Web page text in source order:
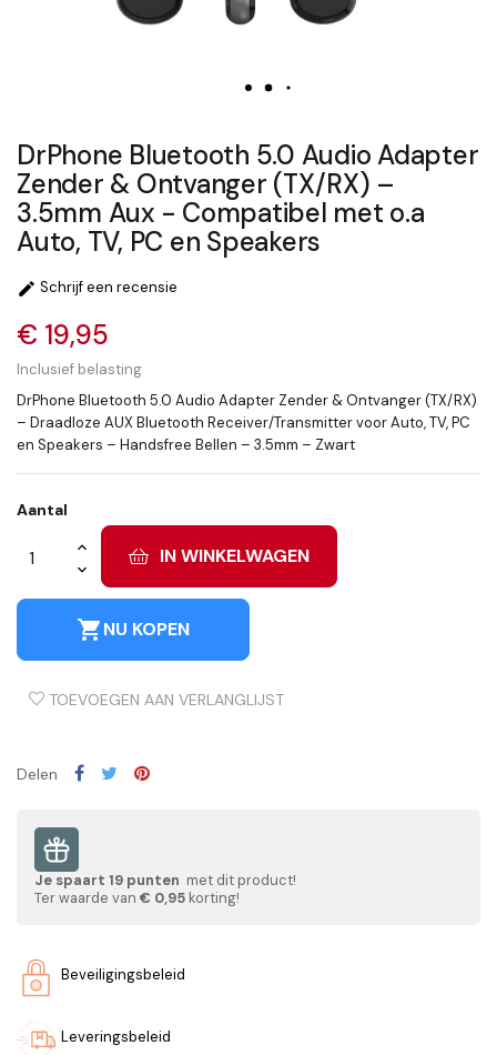
DrPhone Bluetooth 5.0 Audio Adapter
Zender & Ontvanger (TX/RX) –
3.5mm Aux - Compatibel met o.a
Auto, TV, PC en Speakers
 Schrijf een recensie
€ 19,95
Inclusief belasting
DrPhone Bluetooth 5.0 Audio Adapter Zender & Ontvanger (TX/RX)
– Draadloze AUX Bluetooth Receiver/Transmitter voor Auto, TV, PC
en Speakers – Handsfree Bellen – 3.5mm – Zwart
Aantal
IN WINKELWAGEN
shopping_cartNU KOPEN
TOEVOEGEN AAN VERLANGLIJST
Delen
Je spaart 19 punten met dit product!
Ter waarde van € 0,95 korting!
Beveiligingsbeleid
Leveringsbeleid